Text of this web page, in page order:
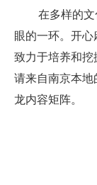
在多样的
眼的一环。开
致力于培养和挖
请来自南京本地
龙内容矩阵。